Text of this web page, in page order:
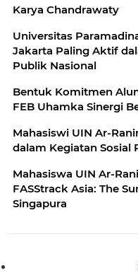
Karya Chandrawaty
Universitas
Jakarta Paling Aktif
Publik Nasional
Bentuk Komitmen
FEB Uhamka Sinergi
Mahasiswi UIN Ar-
dalam Kegiatan Sosial
Mahasiswa UIN Ar-
FASStrack Asia: The
Singapura